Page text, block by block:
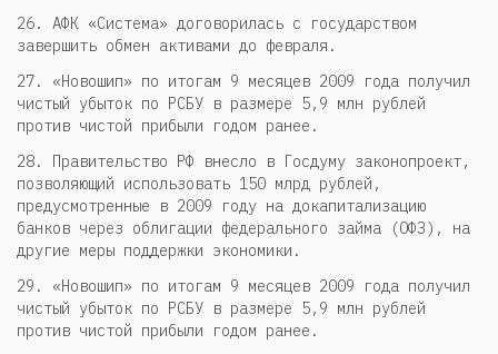
26. АФК «Система» договорилась с государством
завершить обмен активами до февраля.
27. «Новошип» по итогам 9 месяцев 2009 года получил
чистый убыток по РСБУ в размере 5,9 млн рублей
против чистой прибыли годом ранее.
28. Правительство РФ внесло в Госдуму законопроект,
позволяющий использовать 150 млрд рублей,
предусмотренные в 2009 году на докапитализацию
банков через облигации федерального займа (ОФЗ), на
другие меры поддержки экономики.
29. «Новошип» по итогам 9 месяцев 2009 года получил
чистый убыток по РСБУ в размере 5,9 млн рублей
против чистой прибыли годом ранее.